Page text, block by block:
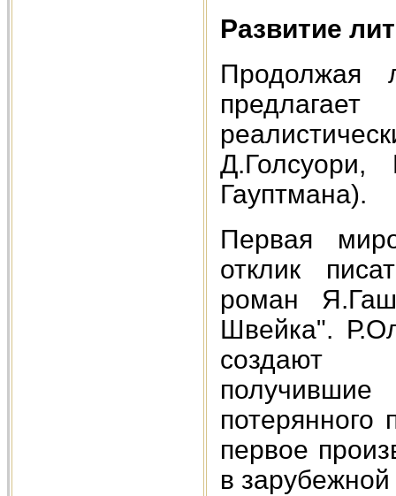
Развитие
Продолжая
Гауптмана).
Первая
отклик
роман
Швейка".
создают
первое
в